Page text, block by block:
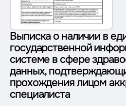
Выписка о наличии в
государственной
системе в сфере
данных,
прохождения лицом
специалиста